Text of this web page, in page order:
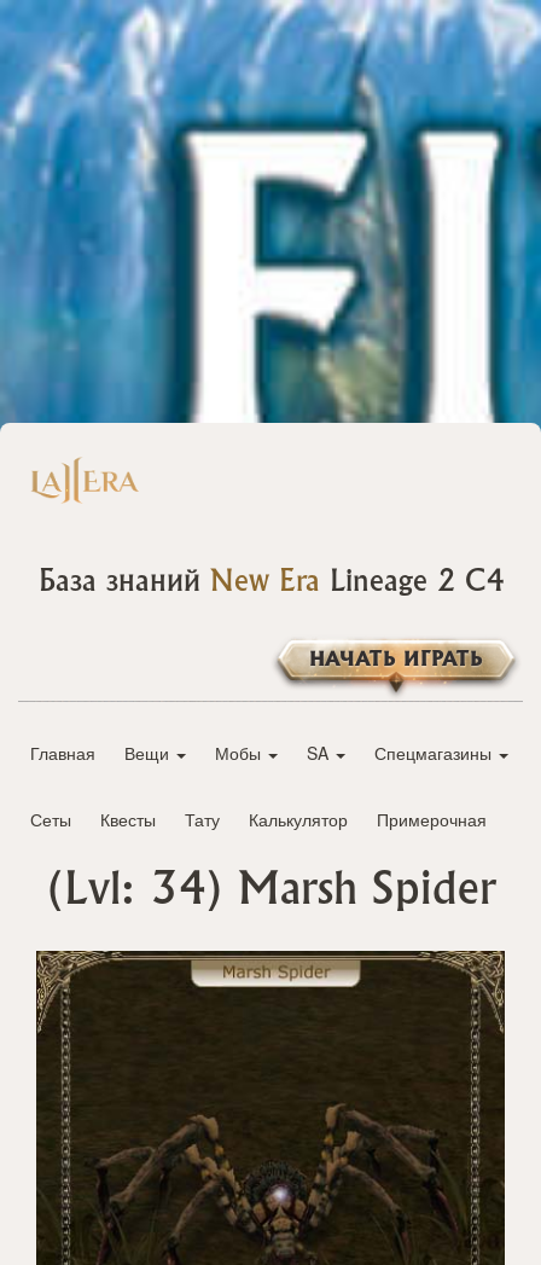
База знаний New Era Lineage 2 C4
НАЧАТЬ ИГРАТЬ
Главная Вещи Мобы SA Спецмагазины
Сеты Квесты Тату Калькулятор Примерочная
(Lvl: 34) Marsh Spider